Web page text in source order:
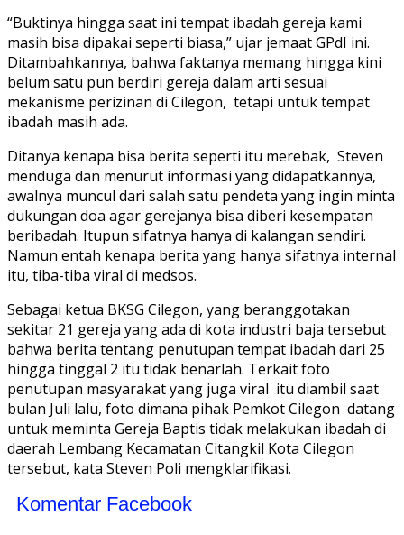
“Buktinya hingga saat ini tempat ibadah gereja kami
masih bisa dipakai seperti biasa,” ujar jemaat GPdI ini.
Ditambahkannya, bahwa faktanya memang hingga kini
belum satu pun berdiri gereja dalam arti sesuai
mekanisme perizinan di Cilegon, tetapi untuk tempat
ibadah masih ada.
Ditanya kenapa bisa berita seperti itu merebak, Steven
menduga dan menurut informasi yang didapatkannya,
awalnya muncul dari salah satu pendeta yang ingin minta
dukungan doa agar gerejanya bisa diberi kesempatan
beribadah. Itupun sifatnya hanya di kalangan sendiri.
Namun entah kenapa berita yang hanya sifatnya internal
itu, tiba-tiba viral di medsos.
Sebagai ketua BKSG Cilegon, yang beranggotakan
sekitar 21 gereja yang ada di kota industri baja tersebut
bahwa berita tentang penutupan tempat ibadah dari 25
hingga tinggal 2 itu tidak benarlah. Terkait foto
penutupan masyarakat yang juga viral itu diambil saat
bulan Juli lalu, foto dimana pihak Pemkot Cilegon datang
untuk meminta Gereja Baptis tidak melakukan ibadah di
daerah Lembang Kecamatan Citangkil Kota Cilegon
tersebut, kata Steven Poli mengklarifikasi.
Komentar Facebook